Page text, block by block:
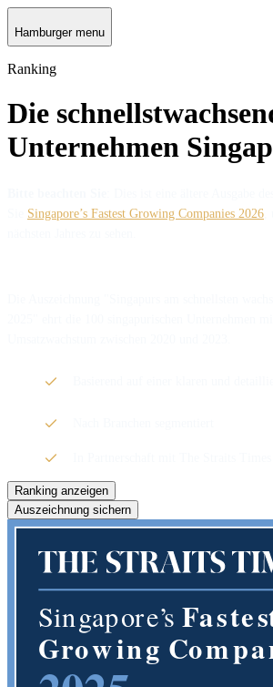
Hamburger menu
Ranking
Die
Unternehmen
Singapore’s Fastest Growing Companies 2026
Ranking anzeigen
Auszeichnung sichern